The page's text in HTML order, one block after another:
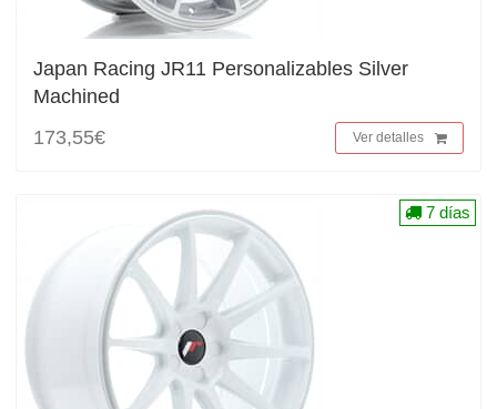
Japan Racing JR11 Personalizables Silver
Machined
173,55€
Ver detalles
7 días